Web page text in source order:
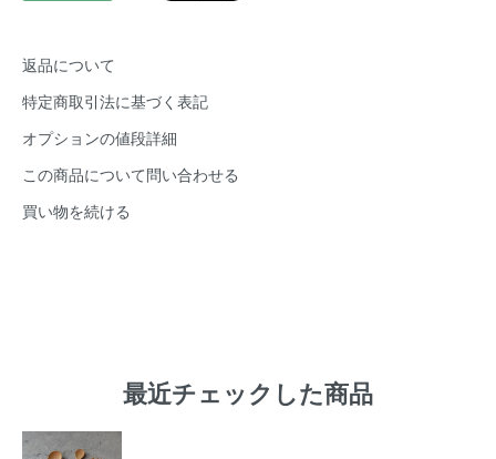
返品について
特定商取引法に基づく表記
オプションの値段詳細
この商品について問い合わせる
買い物を続ける
最近チェックした商品